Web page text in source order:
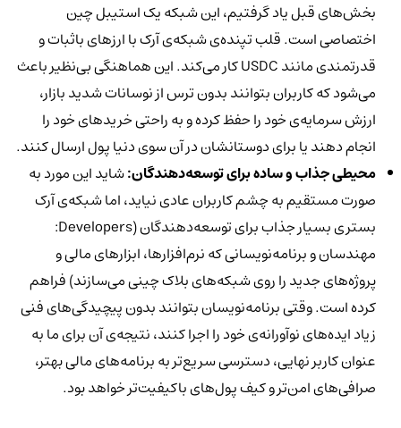
بخش‌های قبل یاد گرفتیم، این شبکه یک استیبل چین
اختصاصی است. قلب تپنده‌ی شبکه‌ی آرک با ارزهای باثبات و
قدرتمندی مانند USDC کار می‌کند. این هماهنگی بی‌نظیر باعث
می‌شود که کاربران بتوانند بدون ترس از نوسانات شدید بازار،
ارزش سرمایه‌ی خود را حفظ کرده و به راحتی خریدهای خود را
انجام دهند یا برای دوستانشان در آن سوی دنیا پول ارسال کنند.
محیطی جذاب و ساده برای توسعه‌دهندگان:شاید این مورد به
صورت مستقیم به چشم کاربران عادی نیاید، اما شبکه‌ی آرک
بستری بسیار جذاب برای توسعه‌دهندگان (Developers:
مهندسان و برنامه‌نویسانی که نرم‌افزارها، ابزارهای مالی و
پروژه‌های جدید را روی شبکه‌های بلاک چینی می‌سازند) فراهم
کرده است. وقتی برنامه‌نویسان بتوانند بدون پیچیدگی‌های فنی
زیاد ایده‌های نوآورانه‌ی خود را اجرا کنند، نتیجه‌ی آن برای ما به
عنوان کاربر نهایی، دسترسی سریع‌تر به برنامه‌های مالی بهتر،
صرافی‌های امن‌تر و کیف پول‌های باکیفیت‌تر خواهد بود.